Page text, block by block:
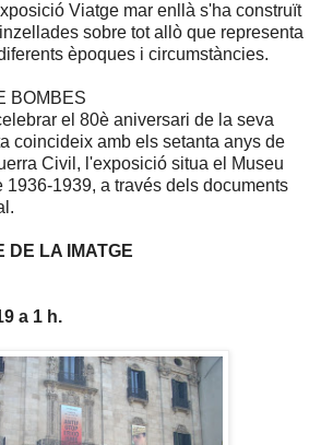
Viatge mar enllà s'ha construït
sobre tot allò que representa
èpoques i circumstàncies.
BOMBES
el 80è aniversari de la seva
coincideix amb els setanta anys de
Civil , l'exposició situa el Museu
1936-1939, a través dels documents
DE LA IMATGE
a 1 h.